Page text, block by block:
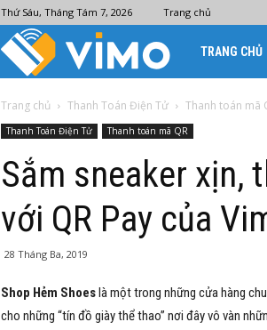
Thứ Sáu, Tháng Tám 7, 2026 Trang chủ
điện
Vimo
TRANG CHỦ
Trang chủ Thanh Toán Điện Tử Thanh toán mã
Thanh Toán Điện Tử Thanh toán mã QR
Sắm sneaker xịn,
với QR Pay của
28 Tháng Ba, 2019
Shop Hẻm Shoeslà một trong những cửa hàng
cho những “tín đồ giày thể thao” nơi đây vô vàn